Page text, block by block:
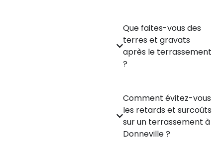
Que faites-vous des
terres et gravats
après le terrassement
?
Comment évitez-vous
les retards et surcoûts
sur un terrassement à
Donneville ?